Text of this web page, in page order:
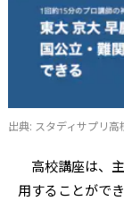
出典: スタディサプリ高
高校講座は、
用することができ